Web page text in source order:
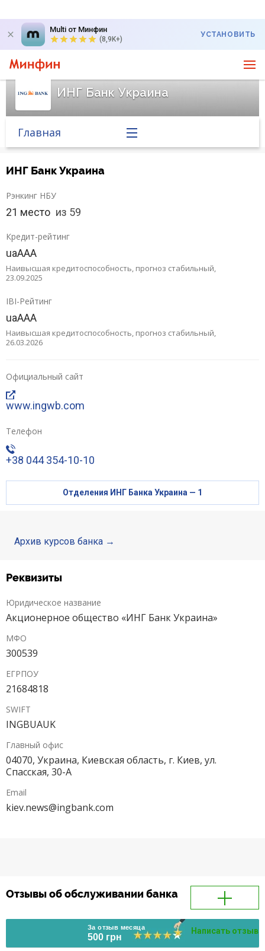
Multi от Минфин
(8,9K+)
УСТАНОВИТЬ
ИНГ Банк Украина
Главная
Вопросы банку
Кредити для бізнеса
Карты
Отделения и банкоматы
Интернет-банкинг
Банки-партнеры
Счета для бизнеса
ИНГ Банк Украина
Рэнкинг НБУ
21 место из 59
Кредит-рейтинг
uaAAA
Наивысшая кредитоспособность, прогноз стабильный,
23.09.2025
IBI-Рейтинг
uaAAA
Наивысшая кредитоспособность, прогноз стабильный,
26.03.2026
Официальный сайт
www.ingwb.com
Телефон
+38 044 354-10-10
Отделения ИНГ Банка Украина — 1
Архив курсов банка
Реквизиты
Юридическое название
Акционерное общество «ИНГ Банк Украина»
МФО
300539
ЕГРПОУ
21684818
SWIFT
INGBUAUK
Главный офис
04070, Украина, Киевская область, г. Киев, ул.
Спасcкая, 30-А
Email
kiev.news@ingbank.com
Отзывы об обслуживании банка
За отзыв месяца
500 грн
Написать отзыв